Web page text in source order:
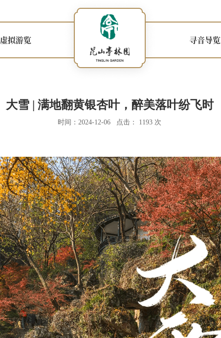
虚拟游览 寻音导览
大雪 | 满地翻黄银杏叶，醉美落叶纷飞时
时间：2024-12-06 点击： 1193 次